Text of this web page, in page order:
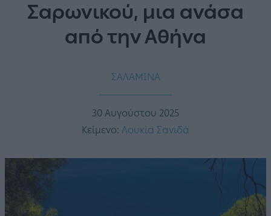
Σαρωνικού, μια ανάσα
από την Αθήνα
ΣΑΛΑΜΙΝΑ
30 Αυγούστου 2025
Κείμενο: Λουκία Σανιδά